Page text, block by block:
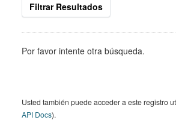
Filtrar Resultados
Por favor intente otra búsqueda.
Usted también puede acceder a este registro
API Docs).